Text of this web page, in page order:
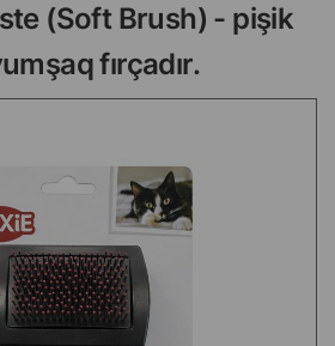
(Soft Brush) - pişik
fırçadır.